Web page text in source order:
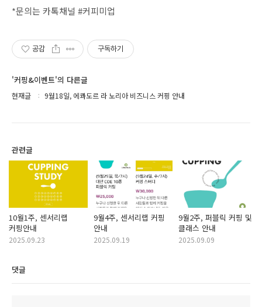
*문의는 카톡채널 #커피미업
공감 구독하기
'커핑&이벤트'의 다른글
현재글 9월18일, 에콰도르 라 노리아 비즈니스 커핑 안내
관련글
10월1주, 센서리랩
커핑안내
2025.09.23
9월4주, 센서리랩 커핑
안내
2025.09.19
9월2주, 퍼블릭 커핑 및
클래스 안내
2025.09.09
댓글